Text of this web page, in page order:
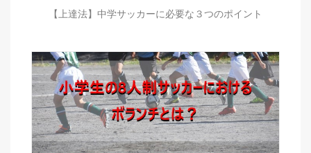
【上達法】中学サッカーに必要な３つのポイント